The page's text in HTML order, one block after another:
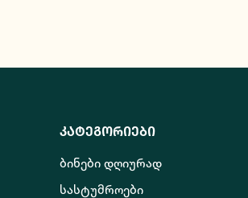
კატეგორიები
ბინები დღიურად
სასტუმროები